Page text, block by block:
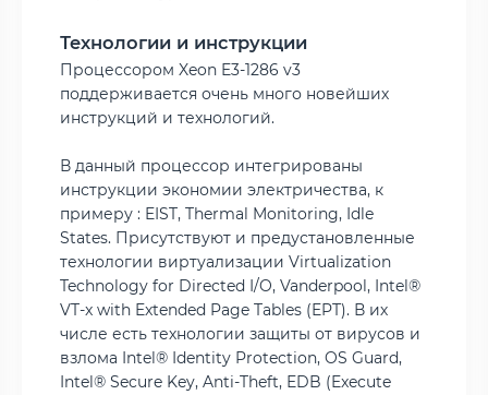
Технологии и инструкции
Процессором Xeon E3-1286 v3
поддерживается очень много новейших
инструкций и технологий.
В данный процессор интегрированы
инструкции экономии электричества, к
примеру : EIST, Thermal Monitoring, Idle
States. Присутствуют и предустановленные
технологии виртуализации Virtualization
Technology for Directed I/O, Vanderpool, Intel®
VT-x with Extended Page Tables (EPT). В их
числе есть технологии защиты от вирусов и
взлома Intel® Identity Protection, OS Guard,
Intel® Secure Key, Anti-Theft, EDB (Execute